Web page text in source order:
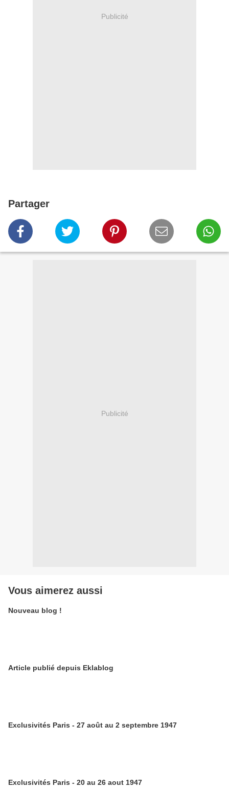
Publicité
Partager
Publicité
Vous aimerez aussi
Nouveau blog !
Article publié depuis Eklablog
Exclusivités Paris - 27 août au 2 septembre 1947
Exclusivités Paris - 20 au 26 aout 1947